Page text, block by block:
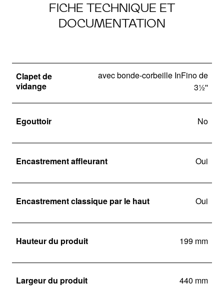
FICHE TECHNIQUE ET
DOCUMENTATION
Clapet de
vidange
avec bonde-corbeille InFino de
3½''
Egouttoir No
Encastrement affleurant Oui
Encastrement classique par le haut Oui
Hauteur du produit 199 mm
Largeur du produit 440 mm